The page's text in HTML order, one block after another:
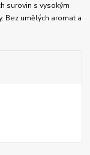
surovin s vysokým
Bez umělých aromat a